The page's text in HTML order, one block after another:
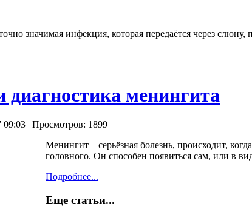
значимая инфекция, которая передаётся через
менингита
09:03 | Просмотров: 1899
Менингит – серьёзная болезнь, происходит,
головного. Он способен появиться сам, или в
Подробнее...
Еще статьи...